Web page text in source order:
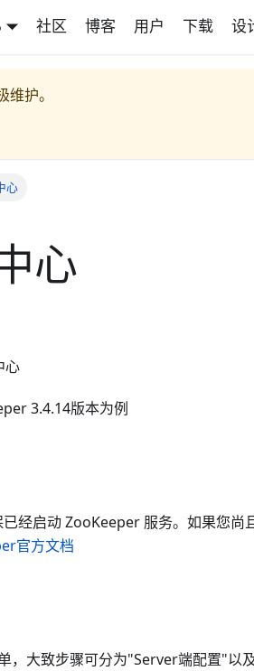
社区 博客 用户 下载 设
护。
心
心
心
3.4.14版本为例
经启动 ZooKeeper 服务。如果您尚
官方文档
，大致步骤可分为"Server端配置"以